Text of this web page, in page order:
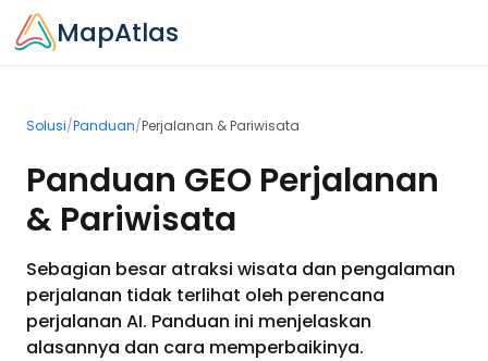
Skip to main content
MapAtlas
Solusi/Panduan/Perjalanan & Pariwisata
Panduan GEO Perjalanan
& Pariwisata
Sebagian besar atraksi wisata dan pengalaman
perjalanan tidak terlihat oleh perencana
perjalanan AI. Panduan ini menjelaskan
alasannya dan cara memperbaikinya.